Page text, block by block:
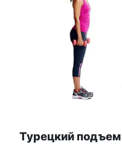
Турецкий подъем